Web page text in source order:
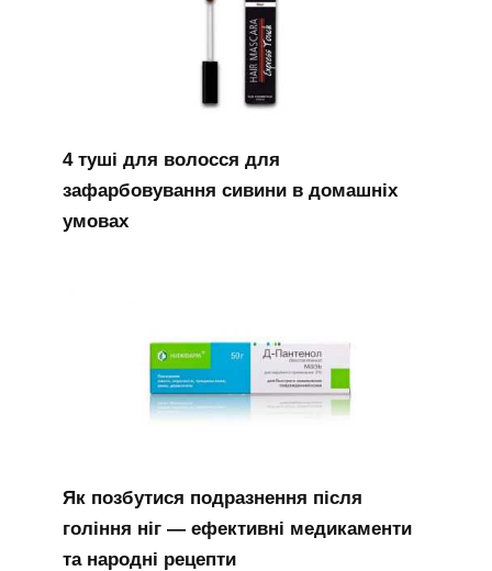
4 туші для волосся для
зафарбовування сивини в домашніх
умовах
Як позбутися подразнення після
гоління ніг — ефективні медикаменти
та народні рецепти